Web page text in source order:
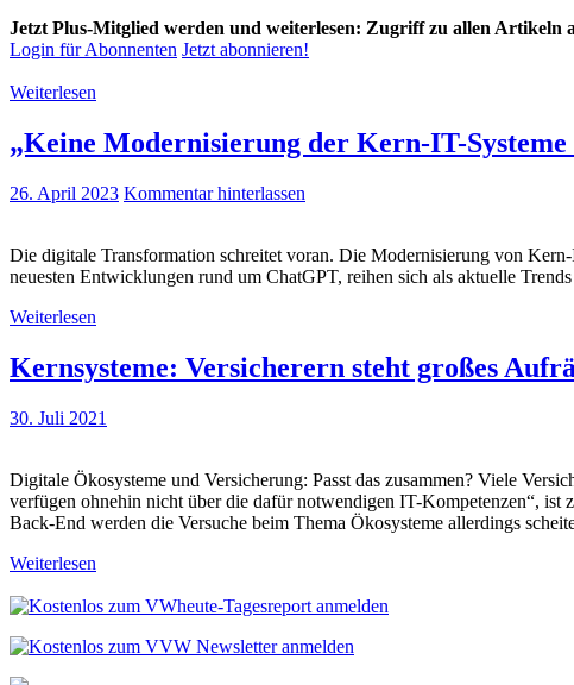
Jetzt Plus-Mitglied werden und weiterlesen: Zugriff zu allen Artikeln
Login für Abonnenten Jetzt abonnieren!
Weiterlesen
„Keine Modernisierung der Kern-IT-
26. April 2023 Kommentar hinterlassen
Die digitale Transformation schreitet voran. Die Modernisierung von
neuesten Entwicklungen rund um ChatGPT, reihen sich als aktuelle
Weiterlesen
Kernsysteme: Versicherern steht großes
30. Juli 2021
Digitale Ökosysteme und Versicherung: Passt das zusammen? Viele
verfügen ohnehin nicht über die dafür notwendigen IT-Kompetenzen“, ist
Back-End werden die Versuche beim Thema Ökosysteme allerdings
Weiterlesen